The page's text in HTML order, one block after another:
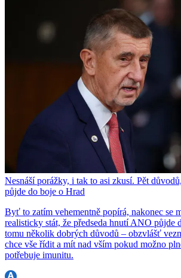
Nesnáší porážky, i tak to asi zkusí. Pět
půjde do boje o Hrad
Byť to zatím vehementně popírá, nakonec se
realisticky stát, že předseda hnutí ANO půjde
tomu několik dobrých důvodů – obzvlášť
chce vše řídit a mít nad vším pokud možno
potřebuje imunitu.